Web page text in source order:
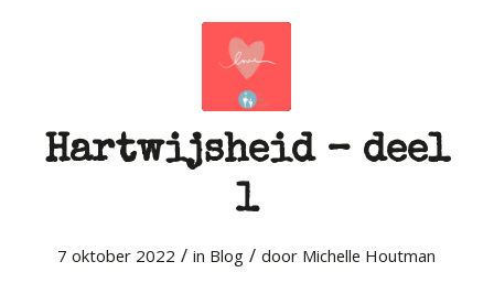
Hartwijsheid – deel
1
7 oktober 2022 / in Blog / door Michelle Houtman